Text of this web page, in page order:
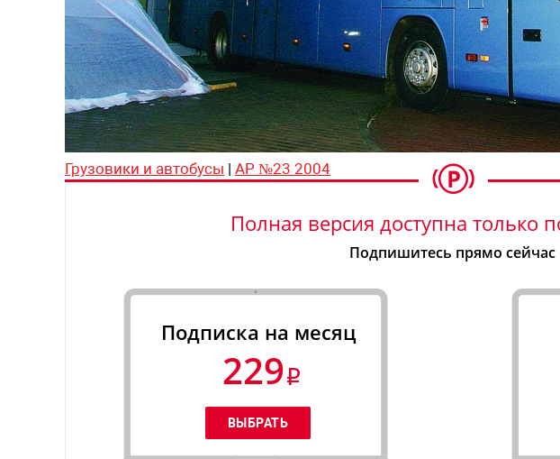
Грузовики и автобусы | АР №23 2004
Полная версия доступна только
Подпишитесь прямо сейчас
Подписка на месяц
229